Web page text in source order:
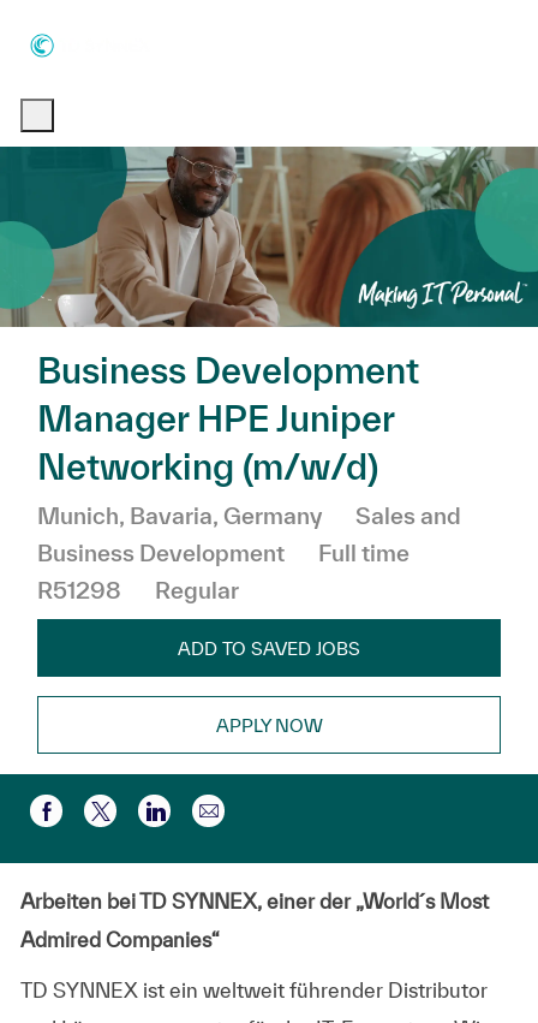
Business Development
Manager HPE Juniper
Networking (m/w/d)
Location
Munich, Bavaria, Germany Category
Sales and
Business Development
Job Type
Full time
R51298
Regular
ADD TO SAVED JOBS
APPLY NOW
Share via Facebook
Share via twitter
Share via LinkedIn
Share via email
Arbeiten bei TD SYNNEX, einer der „World´s Most
Admired Companies“
TD SYNNEX ist ein weltweit führender Distributor